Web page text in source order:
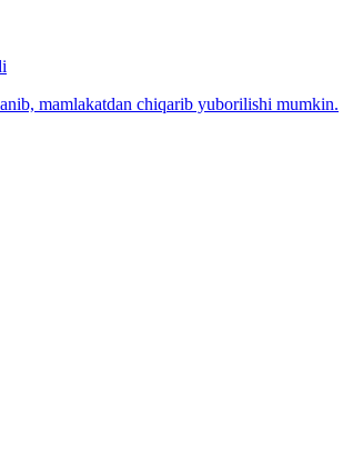
mamlakatdan chiqarib yuborilishi mumkin.